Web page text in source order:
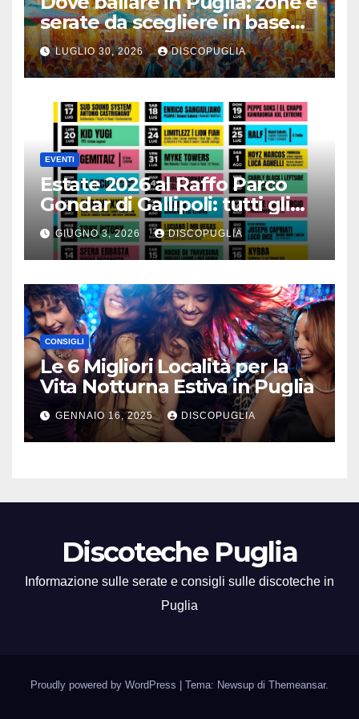
serate da scegliere in base
alla vacanza
LUGLIO 30, 2026 DISCOPUGLIA
EVENTI
Estate 2026 al Raffo Parco
Gondar di Gallipoli: tutti gli
eventi da non perdere!
GIUGNO 3, 2026 DISCOPUGLIA
CONSIGLI
Le 6 Migliori Località per la
Vita Notturna Estiva in Puglia
GENNAIO 16, 2025 DISCOPUGLIA
Discoteche Puglia
Informazione sulle serate e consigli sulle discoteche in
Puglia
Proudly powered by WordPress Tema: Newsup di Themeansar.